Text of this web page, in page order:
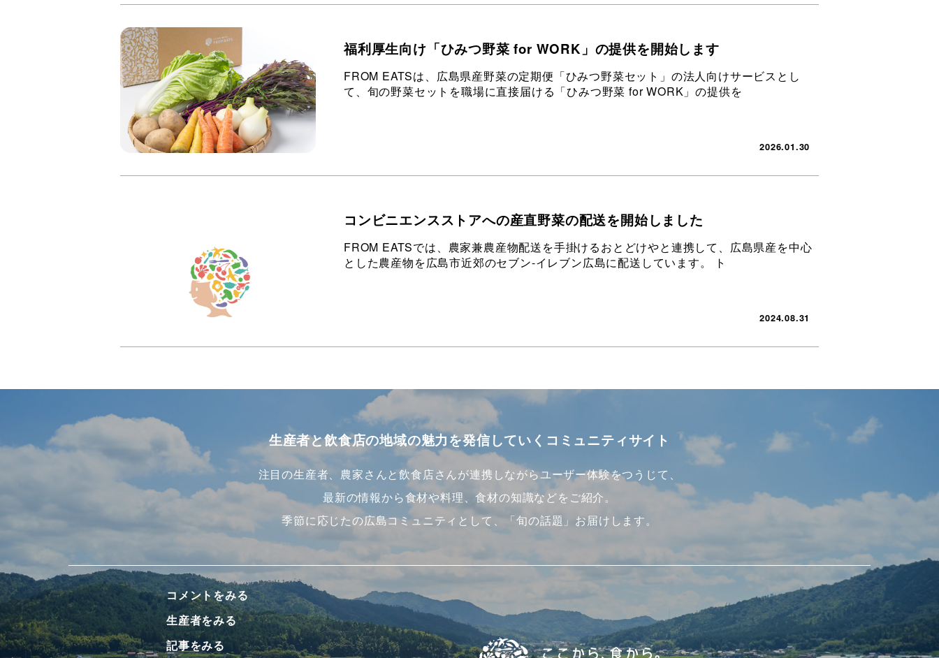
福利厚⽣向け「ひみつ野菜 for WORK」の提供を開始します
FROM EATSは、広島県産野菜の定期便「ひみつ野菜セット」の法⼈向けサービスとし
て、旬の野菜セットを職場に直接届ける「ひみつ野菜 for WORK」の提供を
2026.01.30
コンビニエンスストアへの産直野菜の配送を開始しました
FROM EATSでは、農家兼農産物配送を手掛けるおとどけやと連携して、広島県産を中心
とした農産物を広島市近郊のセブン-イレブン広島に配送しています。 ト
2024.08.31
生産者と飲食店の地域の魅力を発信していくコミュニティサイト
注目の生産者、農家さんと飲食店さんが連携しながらユーザー体験をつうじて、
最新の情報から食材や料理、食材の知識などをご紹介。
季節に応じたの広島コミュニティとして、「旬の話題」お届けします。
コメントをみる
生産者をみる
記事をみる